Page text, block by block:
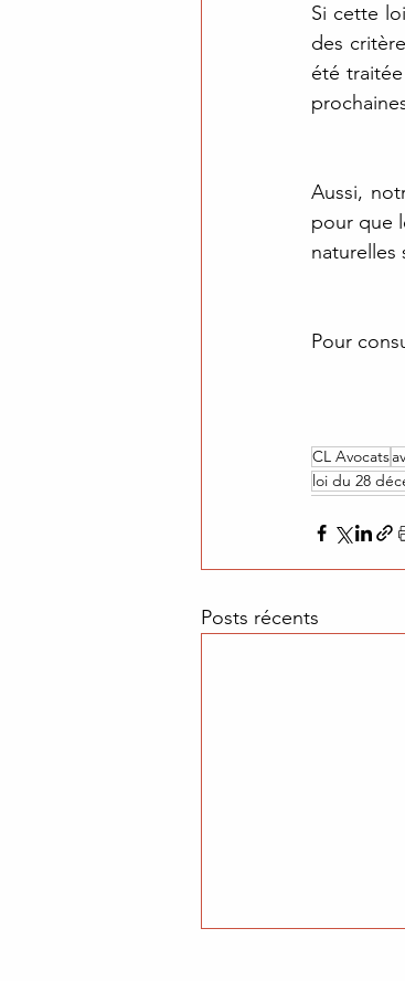
Si cette
des
été
Aussi,
pour que
naturelles
Pour
CL Avocats
loi du 28
Posts récents